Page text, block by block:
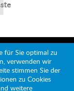
für Sie optimal zu
verwenden wir
stimmen Sie der
zu Cookies
weitere